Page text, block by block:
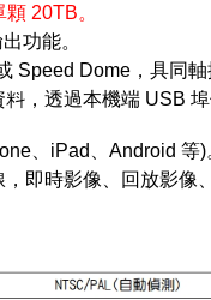
20TB。
功能。
Speed Dome，具同
，透過本機端 USB
、iPad、Android 等)
即時影像、回放影像